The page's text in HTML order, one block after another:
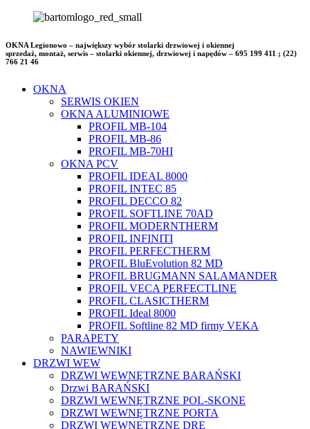
OKNA Legionowo – największy wybór stolarki drzwiowej i okiennej
sprzedaż, montaż, serwis – stolarki okiennej, drzwiowej i napędów – 695 199 411 ; (22)
766 21 46
OKNA
SERWIS OKIEN
OKNA ALUMINIOWE
PROFIL MB-104
PROFIL MB-86
PROFIL MB-70HI
OKNA PCV
PROFIL IDEAL 8000
PROFIL INTEC 85
PROFIL DECCO 82
PROFIL SOFTLINE 70AD
PROFIL MODERNTHERM
PROFIL INFINITI
PROFIL PERFECTHERM
PROFIL BluEvolution 82 MD
PROFIL BRUGMANN SALAMANDER
PROFIL VECA PERFECTLINE
PROFIL CLASICTHERM
PROFIL Ideal 8000
PROFIL Softline 82 MD firmy VEKA
PARAPETY
NAWIEWNIKI
DRZWI WEW
DRZWI WEWNĘTRZNE BARAŃSKI
Drzwi BARAŃSKI
DRZWI WEWNĘTRZNE POL-SKONE
DRZWI WEWNĘTRZNE PORTA
DRZWI WEWNĘTRZNE DRE